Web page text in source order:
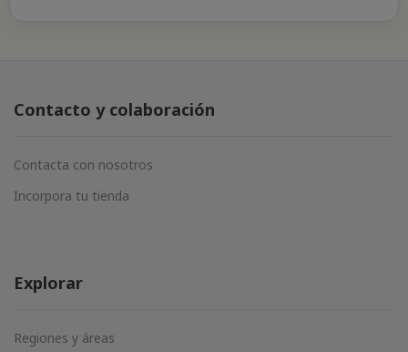
Contacto y colaboración
Contacta con nosotros
Incorpora tu tienda
Explorar
Regiones y áreas